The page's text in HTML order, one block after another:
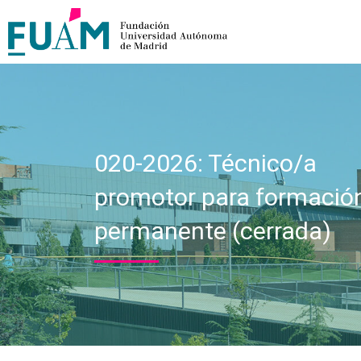
020-2026: Técnico/a
promotor para
permanente (cerrada)